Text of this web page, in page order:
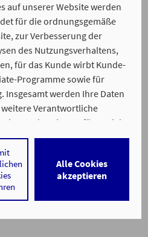
auf unserer Website werden
für die ordnungsgemäße
zur Verbesserung der
des Nutzungsverhaltens,
für das Kunde wirbt Kunde-
Programme sowie für
Insgesamt werden Ihre Daten
Verantwortliche
Einsatz der Dienste für Social
personalisierte Werbung
den jeweiligen Anbieter
und mit Daten von anderen
Nutzungsprofilen von Ihnen
Alle Cookies
akzeptieren